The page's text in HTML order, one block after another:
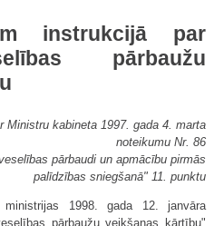
instrukcijā par
pārbaužu
Ministru kabineta 1997. gada 4. marta
noteikumu Nr. 86
pārbaudi un apmācību pirmās
palīdzības sniegšanā" 11. punktu
1998. gada 12. janvāra
pārbaužu veikšanas kārtību"